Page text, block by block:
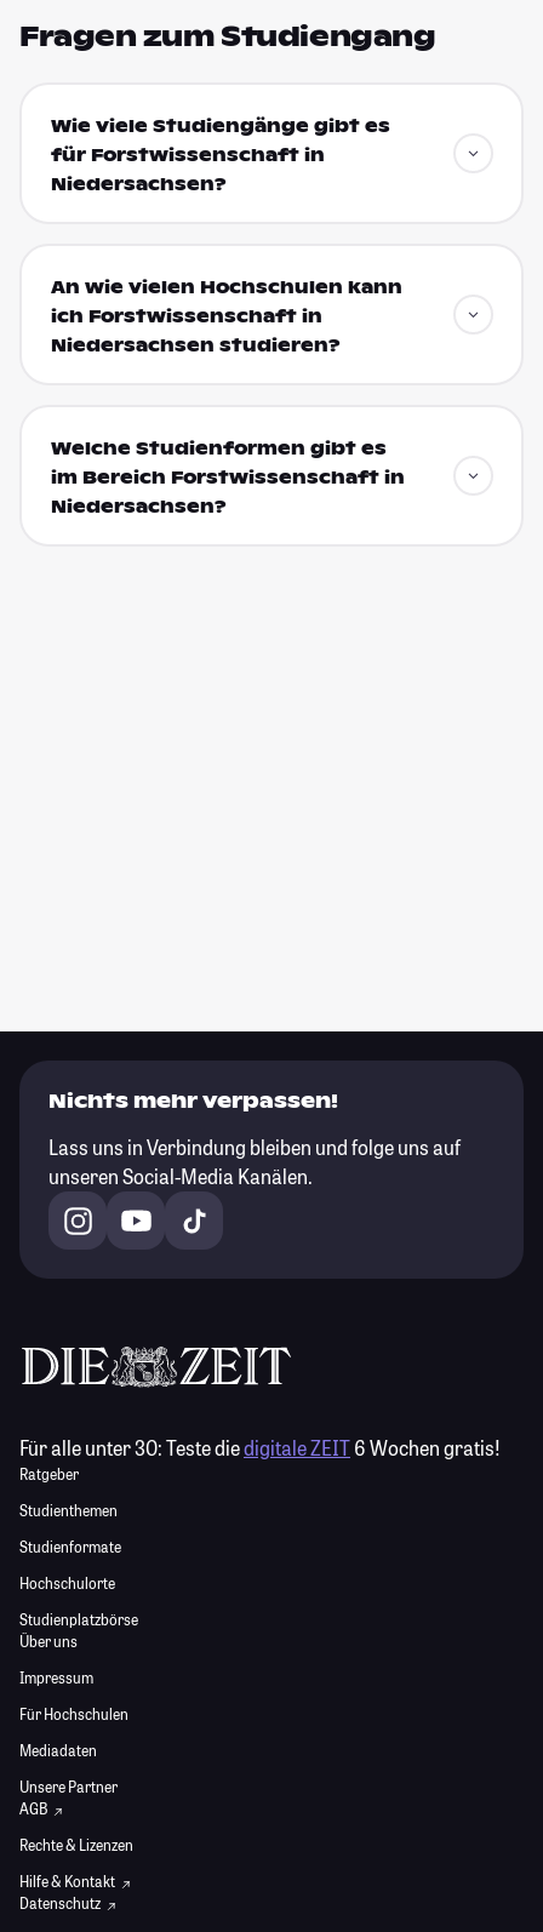
Fragen zum Studiengang
Wie viele Studiengänge gibt es
für Forstwissenschaft in
Niedersachsen?
An wie vielen Hochschulen kann
ich Forstwissenschaft in
Niedersachsen studieren?
Welche Studienformen gibt es
im Bereich Forstwissenschaft in
Niedersachsen?
Nichts mehr verpassen!
Lass uns in Verbindung bleiben und folge uns auf
unseren Social-Media Kanälen.
Für alle unter 30:Teste diedigitale ZEIT6 Wochen gratis!
Ratgeber
Studienthemen
Studienformate
Hochschulorte
Studienplatzbörse
Über uns
Impressum
Für Hochschulen
Mediadaten
Unsere Partner
AGB
Rechte & Lizenzen
Hilfe & Kontakt
Datenschutz